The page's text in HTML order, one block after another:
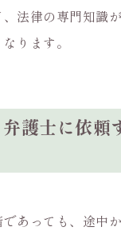
法律の専門知識
ります。
護士に依頼
であっても、途中